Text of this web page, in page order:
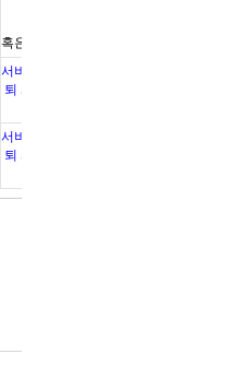
혹은 위탁 계약 종료시까지
서비스 이용종료 및 회원탈
퇴 시 혹은 위탁 계약 종료
서비스 이용종료 및 회원탈
퇴 시 혹은 위탁 계약 종료